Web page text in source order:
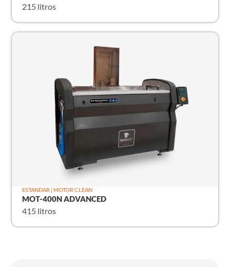
215 litros
ESTANDAR | MOTOR CLEAN
MOT-400N ADVANCED
415 litros